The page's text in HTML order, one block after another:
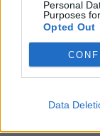
Personal
Purposes
Opted Out
Data
¿Cuál es el
¿Qué anuncio te
TV?